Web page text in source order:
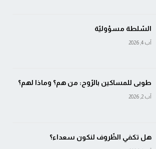
السّلطة مسؤوليّة
آب 4, 2026
طوبى للمساكين بالرّوح: من هم؟ وماذا لهم؟
آب 2, 2026
هل تكفي الظّروف لنكون سعداء؟